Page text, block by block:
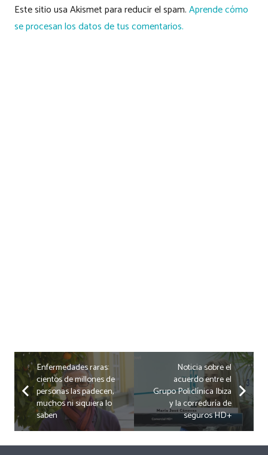
Este sitio usa Akismet para reducir el spam.Aprende cómo
se procesan los datos de tus comentarios.
Enfermedades raras:
cientos de millones de
personas las padecen,
muchos ni siquiera lo
saben
Noticia sobre el
acuerdo entre el
Grupo Policlínica Ibiza
y la correduría de
seguros HD+